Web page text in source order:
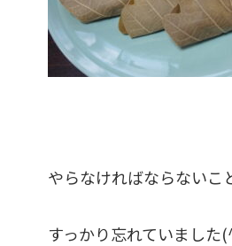
やらなければならないこ
すっかり忘れていました